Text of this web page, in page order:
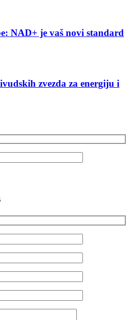
NAD+ je vaš novi standard
zvezda za energiju i